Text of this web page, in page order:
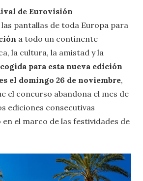
de Eurovisión
pantallas de toda Europa para
a todo un continente
la cultura, la amistad y la
para esta nueva edición
el domingo 26 de noviembre,
el concurso abandona el mes de
ediciones consecutivas
en el marco de las festividades de